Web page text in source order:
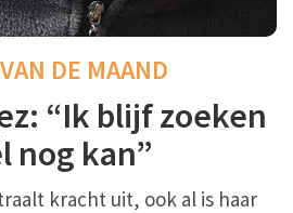
DE MAAND
“Ik blijf zoeken
nog kan”
kracht uit, ook al is haar